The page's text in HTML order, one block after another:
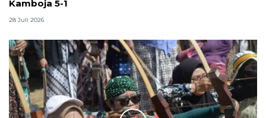
Kamboja 5-1
28 Juli 2026